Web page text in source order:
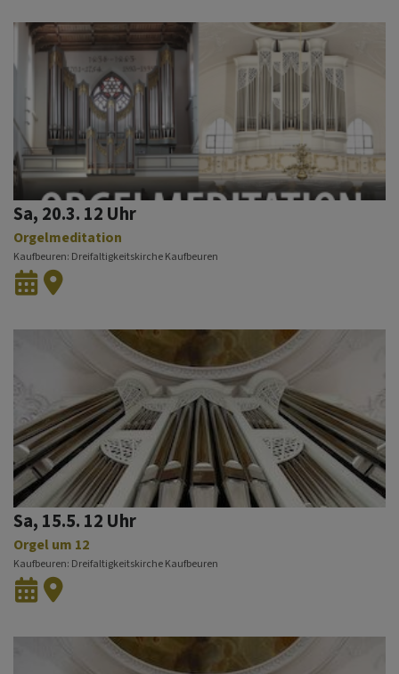
Sa, 20.3. 12 Uhr
Orgelmeditation
Kaufbeuren Dreifaltigkeitskirche Kaufbeuren
Sa, 15.5. 12 Uhr
Orgel um 12
Kaufbeuren Dreifaltigkeitskirche Kaufbeuren